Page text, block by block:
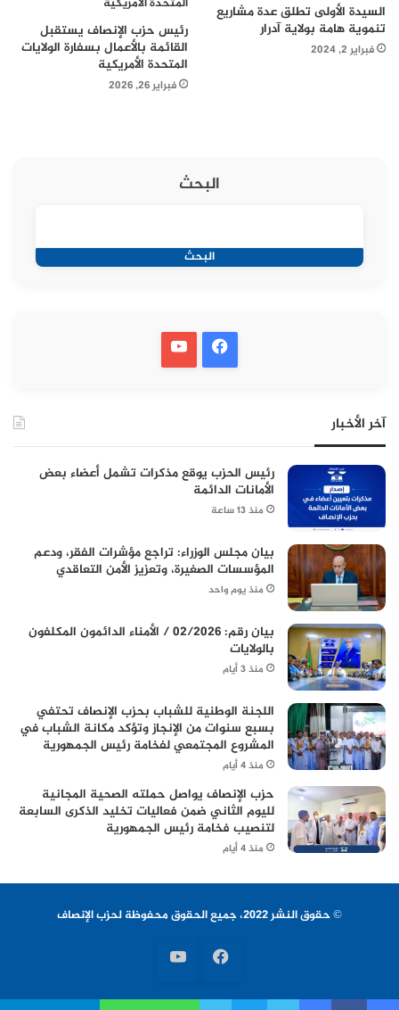
السيدة الأولى تطلق عدة مشاريع
تنموية هامة بولاية آدرار
فبراير 2, 2024
رئيس حزب الإنصاف يستقبل
القائمة بالأعمال بسفارة الولايات
المتحدة الأمريكية
فبراير 26, 2026
البحث
البحث
آخر الأخبار
رئيس الحزب يوقع مذكرات تشمل أعضاء بعض
الأمانات الدائمة
منذ 13 ساعة
بيان مجلس الوزراء: تراجع مؤشرات الفقر، ودعم
المؤسسات الصغيرة، وتعزيز الأمن التعاقدي
منذ يوم واحد
بيان رقم: 02/2026 / الأمناء الدائمون المكلفون
بالولايات
منذ 3 أيام
اللجنة الوطنية للشباب بحزب الإنصاف تحتفي
بسبع سنوات من الإنجاز وتؤكد مكانة الشباب في
المشروع المجتمعي لفخامة رئيس الجمهورية
منذ 4 أيام
حزب الإنصاف يواصل حملته الصحية المجانية
لليوم الثاني ضمن فعاليات تخليد الذكرى السابعة
لتنصيب فخامة رئيس الجمهورية
منذ 4 أيام
© حقوق النشر 2022، جميع الحقوق محفوظة لحزب الإنصاف